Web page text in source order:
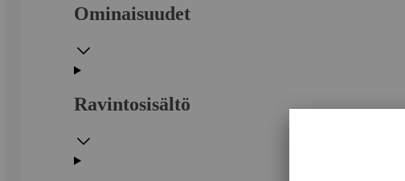
Ominaisuudet
Ravintosisältö